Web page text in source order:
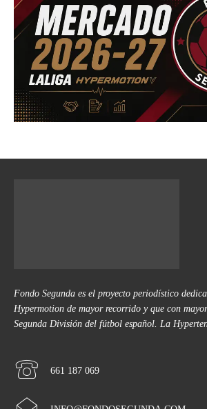
Fondo Segunda es el proyecto periodístico
Hypermotion de mayor recorrido y que con
Segunda División del fútbol español. La
661 187 069